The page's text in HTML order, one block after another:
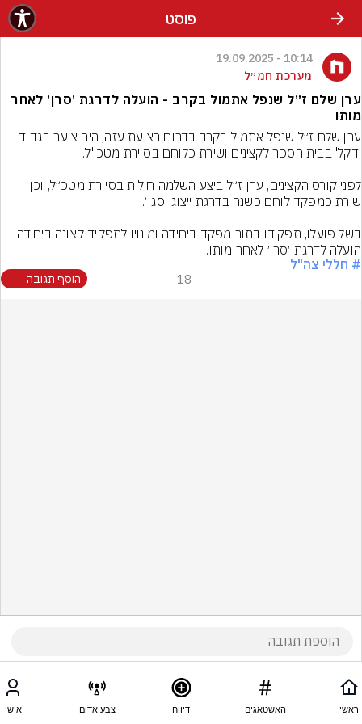
פוסט
10:14 - 19.09.2025
מערכת חמ״ל
ערן שלם ז״ל שנפל אתמול בקרב - הועלה לדרגת ׳סרן׳ לאחר
מותו
ערן שלם ז״ל שנפל אתמול בקרב בדרום רצועת עזה, היה צוער בגדוד
הועלה לדרגת ׳סרן׳ לאחר מותו.
# חללי צה"ל
18 הוסף תגובה
ראשי האשטאגים דיווח צבע אדום אישי